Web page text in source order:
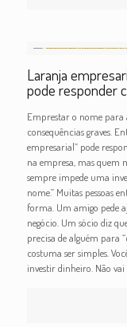
Laranja
pode responder
Emprestar o nome
consequências graves.
empresarial” pode
na empresa, mas quem
sempre impede uma
nome.” Muitas pessoas
forma. Um amigo pede
negócio. Um sócio diz
precisa de alguém para
costuma ser simples.
investir dinheiro. Não vai